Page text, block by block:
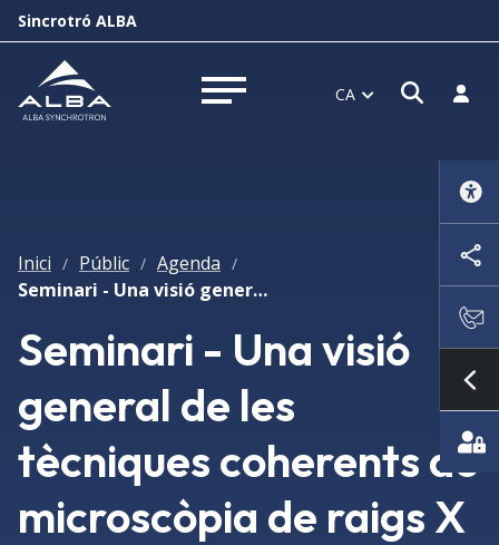
Sincrotró ALBA
Obrir menú CA Obrir
Inici / Públic / Agenda /
Seminari - Una visió general de les tècniques coherents de microscòpia de raigs X
Seminari - Una visió
general de les
tècniques coherents de
microscòpia de raigs X